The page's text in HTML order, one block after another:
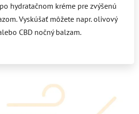
hydratačnom kréme pre zvýšenú
Vyskúšať môžete napr. olivový
CBD nočný balzam.